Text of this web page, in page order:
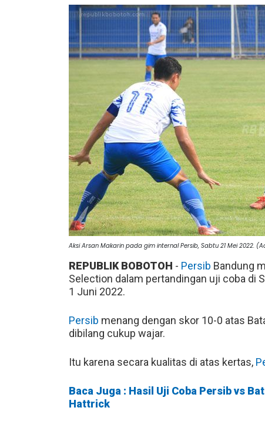
Aksi Arsan Makarin pada gim internal Persib, Sabtu 21 Mei 2022.
REPUBLIK BOBOTOH - Persib Bandung
Selection dalam pertandingan uji coba di
1 Juni 2022.
Persib menang dengan skor 10-0 atas
dibilang cukup wajar.
Itu karena secara kualitas di atas kertas,
Baca Juga : Hasil Uji Coba Persib vs
Hattrick